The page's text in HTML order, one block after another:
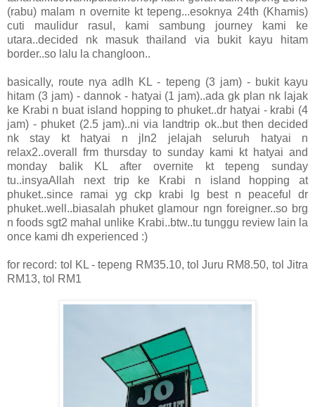
(rabu) malam n overnite kt tepeng...esoknya 24th (Khamis)
cuti maulidur rasul, kami sambung journey kami ke
utara..decided nk masuk thailand via bukit kayu hitam
border..so lalu la changloon..
basically, route nya adlh KL - tepeng (3 jam) - bukit kayu
hitam (3 jam) - dannok - hatyai (1 jam)..ada gk plan nk lajak
ke Krabi n buat island hopping to phuket..dr hatyai - krabi (4
jam) - phuket (2.5 jam)..ni via landtrip ok..but then decided
nk stay kt hatyai n jln2 jelajah seluruh hatyai n
relax2..overall frm thursday to sunday kami kt hatyai and
monday balik KL after overnite kt tepeng sunday
tu..insyaAllah next trip ke Krabi n island hopping at
phuket..since ramai yg ckp krabi lg best n peaceful dr
phuket..well..biasalah phuket glamour ngn foreigner..so brg
n foods sgt2 mahal unlike Krabi..btw..tu tunggu review lain la
once kami dh experienced :)
for record: tol KL - tepeng RM35.10, tol Juru RM8.50, tol Jitra
RM13, tol RM1